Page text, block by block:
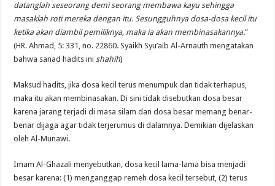
datanglah seseorang demi seorang membawa kayu sehingga
masaklah roti mereka dengan itu. Sesungguhnya dosa-dosa kecil itu
ketika akan diambil pemiliknya, maka ia akan membinasakannya.”
(HR. Ahmad, 5: 331, no. 22860. Syaikh Syu’aib Al-Arnauth mengatakan
bahwa sanad hadits inishahih)
Maksud hadits, jika dosa kecil terus menumpuk dan tidak terhapus,
maka itu akan membinasakan. Di sini tidak disebutkan dosa besar
karena jarang terjadi di masa silam dan dosa besar memang benar-
benar dijaga agar tidak terjerumus di dalamnya. Demikian dijelaskan
oleh Al-Munawi.
Imam Al-Ghazali menyebutkan, dosa kecil lama-lama bisa menjadi
besar karena: (1) menganggap remeh dosa kecil tersebut, (2) terus